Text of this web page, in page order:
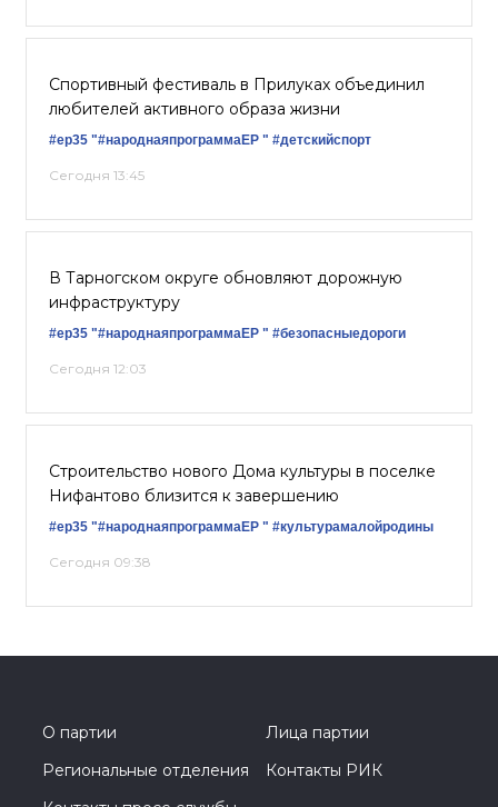
Спортивный фестиваль в Прилуках объединил
любителей активного образа жизни
#ер35 "#народнаяпрограммаЕР " #детскийспорт
Сегодня 13:45
В Тарногском округе обновляют дорожную
инфраструктуру
#ер35 "#народнаяпрограммаЕР " #безопасныедороги
Сегодня 12:03
Строительство нового Дома культуры в поселке
Нифантово близится к завершению
#ер35 "#народнаяпрограммаЕР " #культурамалойродины
Сегодня 09:38
О партии
Лица партии
Региональные отделения
Контакты РИК